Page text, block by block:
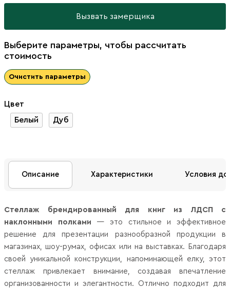
Вызвать замерщика
Выберите параметры, чтобы рассчитать
стоимость
Очистить параметры
Цвет
Белый
Дуб
Описание Характеристики Условия
Стеллаж брендированный для книг из ЛДСП с
наклонными полками — это стильное и эффективное
решение для презентации разнообразной продукции в
магазинах, шоу-румах, офисах или на выставках. Благодаря
своей уникальной конструкции, напоминающей елку, этот
стеллаж привлекает внимание, создавая впечатление
организованности и элегантности. Отлично подходит для